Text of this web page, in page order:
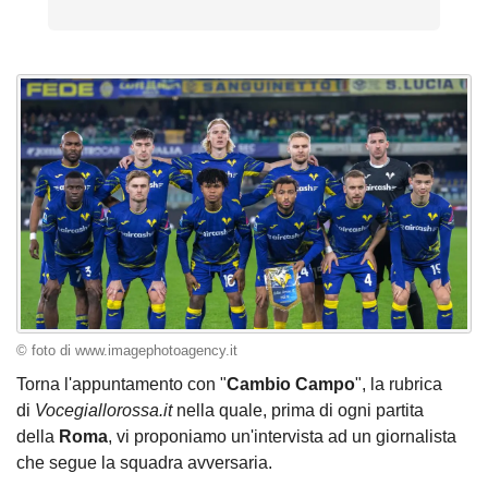
© foto di www.imagephotoagency.it
Torna l'appuntamento con "Cambio Campo", la rubrica
di Vocegiallorossa.itnella quale, prima di ogni partita
della Roma, vi proponiamo un'intervista ad un giornalista
che segue la squadra avversaria.